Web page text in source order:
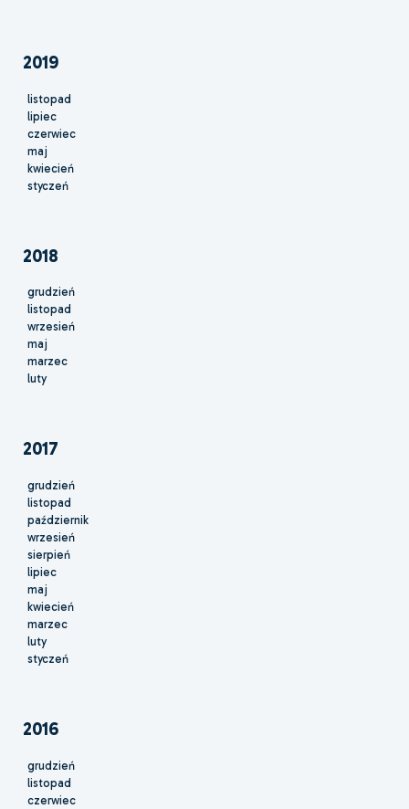
2019
listopad
lipiec
czerwiec
maj
kwiecień
styczeń
2018
grudzień
listopad
wrzesień
maj
marzec
luty
2017
grudzień
listopad
październik
wrzesień
sierpień
lipiec
maj
kwiecień
marzec
luty
styczeń
2016
grudzień
listopad
czerwiec